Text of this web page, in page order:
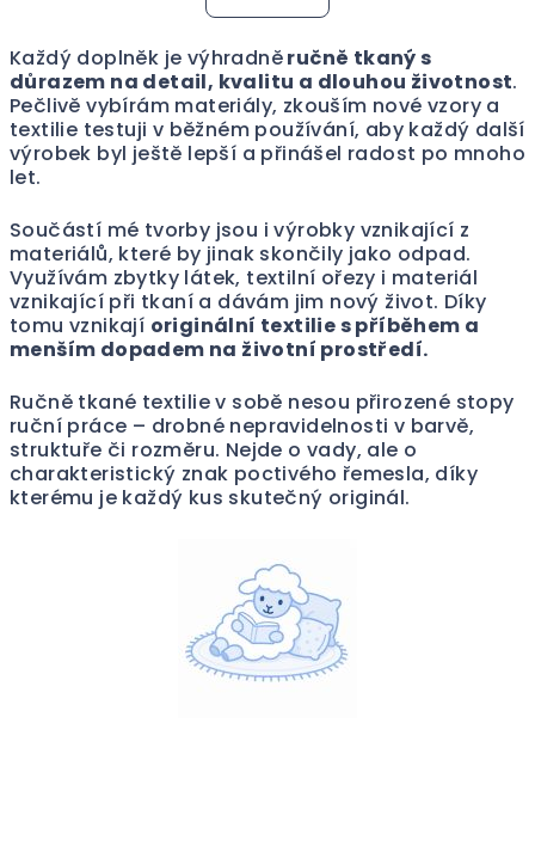
á
a
c
í
p
k
y
v
ý
p
s
u
o
v
á
n
í
Každý doplněk je výhradněručně tkaný s
důrazem na detail, kvalitu a dlouhou životnost.
Pečlivě vybírám materiály, zkouším nové vzory a
textilie testuji v běžném používání, aby každý další
výrobek byl ještě lepší a přinášel radost po mnoho
let.
Součástí mé tvorby jsou i výrobky vznikající z
materiálů, které by jinak skončily jako odpad.
Využívám zbytky látek, textilní ořezy i materiál
vznikající při tkaní a dávám jim nový život. Díky
tomu vznikají originální textilie s příběhem a
menším dopadem na životní prostředí.
Ručně tkané textilie v sobě nesou přirozené stopy
ruční práce – drobné nepravidelnosti v barvě,
struktuře či rozměru. Nejde o vady, ale o
charakteristický znak poctivého řemesla, díky
kterému je každý kus skutečný originál.